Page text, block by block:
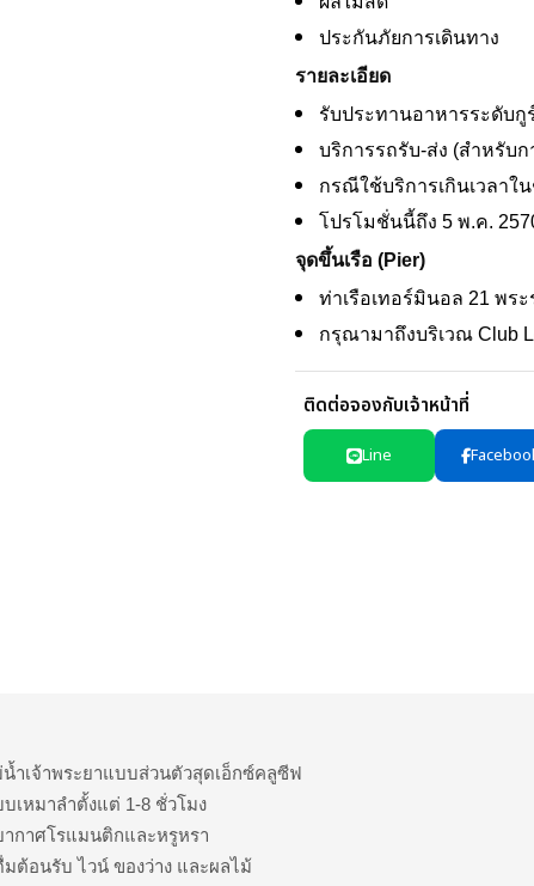
ประกันภัยการเดินทาง
รายละเอียด
รับประทานอาหารระดับกู
บริการรถรับ-ส่ง (สำหรับ
กรณีใช้บริการเกินเวลาใ
โปรโมชั่นนี้ถึง 5 พ.ค.
จุดขึ้นเรือ (Pier)
ท่าเรือเทอร์มินอล 21 พระ
กรุณามาถึงบริเวณ Club
ติดต่อจองกับเจ้าหน้าที่
Line
น้ำเจ้าพระยาแบบส่วนตัวสุดเอ็กซ์คลูซีฟ
บเหมาลำตั้งแต่ 1-8 ชั่วโมง
ากาศโรแมนติกและหรูหรา
ต้อนรับ ไวน์ ของว่าง และผลไม้